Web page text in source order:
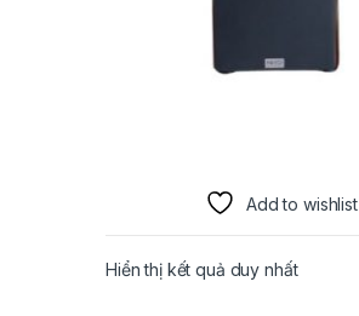
Add to wishlist
Hiển thị kết quả duy nhất